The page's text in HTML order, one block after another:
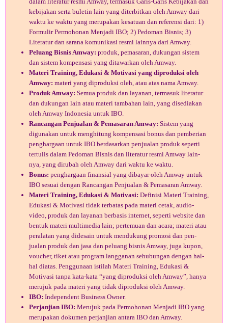
kebijakan serta buletin lain yang diterbitkan oleh Amway dari
waktu ke waktu yang merupakan kesatuan dan referensi dari: 1)
Formulir Permohonan Menjadi IBO; 2) Pedoman Bisnis; 3)
Literatur dan sarana komunikasi resmi lainnya dari Amway.
Peluang Bisnis Amway: produk, pemasaran, dukungan sistem
dan sistem kompensasi yang ditawarkan oleh Amway.
Materi Training, Edukasi & Motivasi yang diproduksi oleh
Amway: materi yang diproduksi oleh, atau atas nama Amway.
Produk Amway: Semua produk dan layanan, termasuk literatur
dan dukungan lain atau materi tambahan lain, yang disediakan
oleh Amway Indonesia untuk IBO.
Rancangan Penjualan & Pemasaran Amway: Sistem yang
digunakan untuk menghitung kompensasi bonus dan pemberian
penghargaan untuk IBO berdasarkan penjualan produk seperti
tertulis dalam Pedoman Bisnis dan literatur resmi Amway lain­
nya, yang dirubah oleh Amway dari waktu ke waktu.
Bonus: penghargaan finansial yang dibayar oleh Amway untuk
IBO sesuai dengan Rancangan Penjualan & Pemasaran Amway.
Materi Training, Edukasi & Motivasi: Definisi Materi Training,
Edukasi & Motivasi tidak terbatas pada materi cetak, audio-
video, produk dan layanan berbasis internet, seperti website dan
bentuk materi multimedia lain; pertemuan dan acara; materi atau
peralatan yang didesain untuk mendukung promosi dan pen­
jualan produk dan jasa dan peluang bisnis Amway, juga kupon,
voucher, tiket atau program langganan sehubungan dengan hal-
hal diatas. Penggunaan istilah Materi Training, Edukasi &
Motivasi tanpa kata-kata “yang diproduksi oleh Amway”, hanya
merujuk pada materi yang tidak diproduksi oleh Amway.
IBO: Independent Business Owner.
Perjanjian IBO: Merujuk pada Permohonan Menjadi IBO yang
merupakan dokumen perjanjian antara IBO dan Amway.